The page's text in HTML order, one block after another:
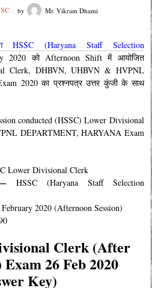
by Mr. Vikram Dhami
HSSC (Haryana Staff Selection
2020 को Afternoon Shift में आयोजित
Clerk, DHBVN, UHBVN & HVPNL
2020 का प्रश्नपत्र उत्तर कुंजी के साथ
conducted (HSSC) Lower Divisional
DEPARTMENT, HARYANA Exam
Lower Divisional Clerk
HSSC (Haryana Staff Selection
2020 (Afternoon Session)
Clerk (After
Exam 26 Feb 2020
Key)